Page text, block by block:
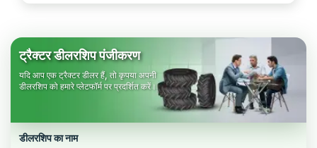
ट्रैक्टर डीलरशिप पंजीकरण
यदि आप एक ट्रैक्टर डीलर हैं, तो कृपया अपनी
डीलरशिप को हमारे प्लेटफॉर्म पर प्रदर्शित करें।
डीलरशिप का नाम